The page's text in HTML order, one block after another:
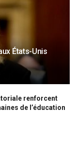
États-Unis
renforcent
de l’éducation